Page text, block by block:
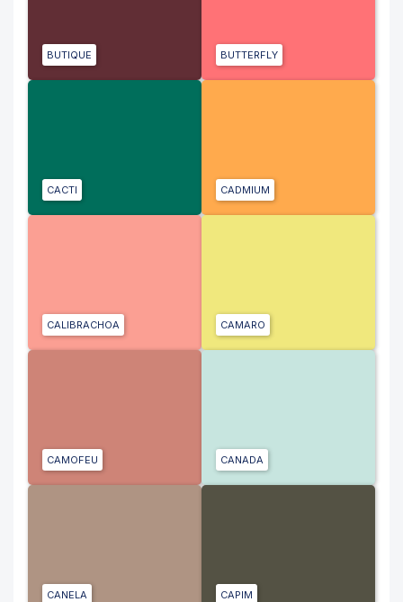
BUTIQUE BUTTERFLY
CACTI CADMIUM
CALIBRACHOA CAMARO
CAMOFEU CANADA
CANELA CAPIM